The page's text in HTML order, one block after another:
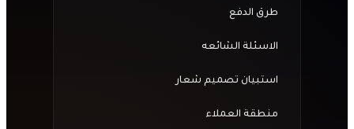
طرق الدفع
الاسئلة الشائعه
استبيان تصميم شعار
منطقة العملاء